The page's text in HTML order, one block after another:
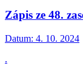
Zápis ze 48.
Datum: 4. 10. 2024
.